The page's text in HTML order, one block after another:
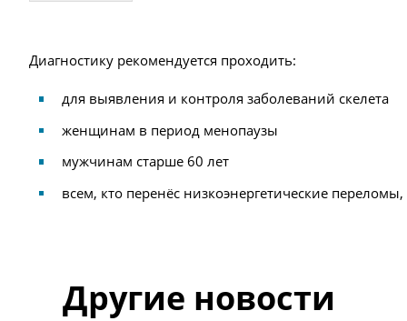
Диагностику рекомендуется проходить:
для выявления и контроля заболеваний скелета
женщинам в период менопаузы
мужчинам старше 60 лет
всем, кто перенёс низкоэнергетические
Другие новости